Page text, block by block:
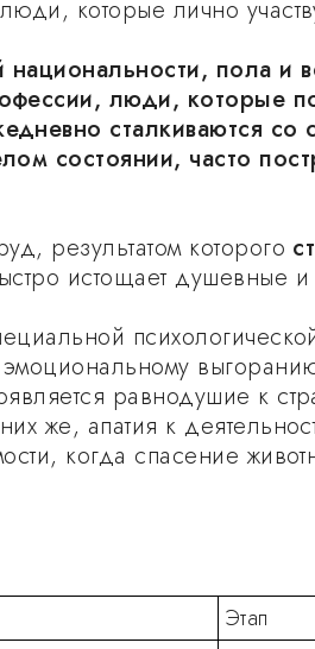
которые лично
пола и
люди, которые
сталкиваются со
состоянии, часто
результатом которого
истощает душевные
эмоциональному
равнодушие к
же, апатия к
когда спасение
Этап